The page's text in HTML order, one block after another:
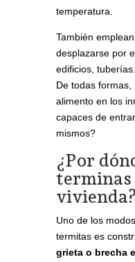
temperatura.
También
desplazarse por
edificios,
De todas
alimento en los
capaces de
mismos?
¿Por
terminas
vivienda?
Uno de los
termitas es
grieta o brecha